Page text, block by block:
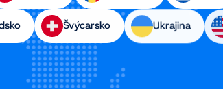
Švýcarsko Ukrajina